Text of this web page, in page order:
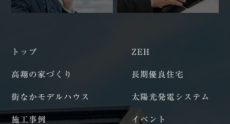
トップ
高翔の家づくり
街なかモデルハウス
施工事例
ZEH
長期優良住宅
太陽光発電システム
イベント